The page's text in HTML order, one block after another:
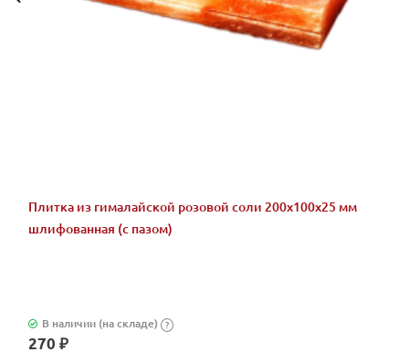
Плитка из гималайской розовой соли 200x100x25 мм
шлифованная (с пазом)
В наличии (на складе) ?
270 ₽